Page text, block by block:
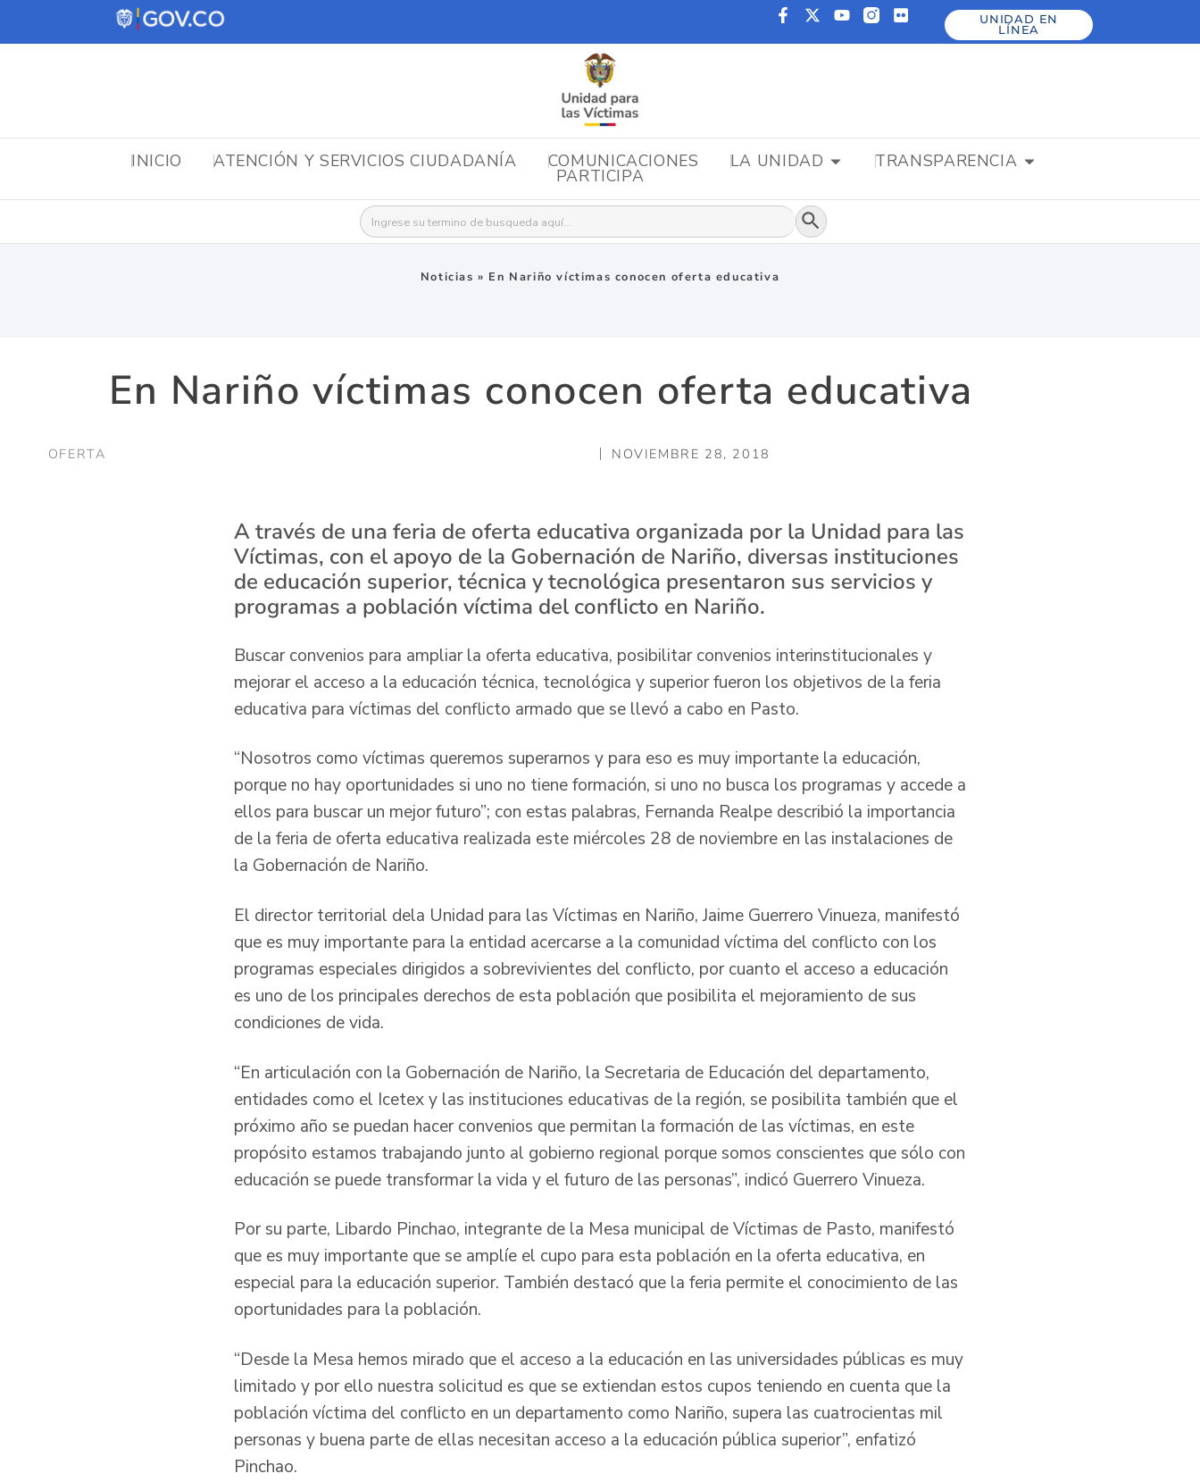
UNIDAD EN
LÍNEA
INICIO ATENCIÓN Y SERVICIOS CIUDADANÍA COMUNICACIONES LA UNIDAD TRANSPARENCIA
PARTICIPA
Buscar: Botón de búsqueda
Noticias » En Nariño víctimas conocen oferta educativa
En Nariño víctimas conocen oferta educativa
OFERTA NOVIEMBRE 28, 2018
A través de una feria de oferta educativa organizada por la Unidad para las
Víctimas, con el apoyo de la Gobernación de Nariño, diversas instituciones
de educación superior, técnica y tecnológica presentaron sus servicios y
programas a población víctima del conflicto en Nariño.
Buscar convenios para ampliar la oferta educativa, posibilitar convenios interinstitucionales y
mejorar el acceso a la educación técnica, tecnológica y superior fueron los objetivos de la feria
educativa para víctimas del conflicto armado que se llevó a cabo en Pasto.
“Nosotros como víctimas queremos superarnos y para eso es muy importante la educación,
porque no hay oportunidades si uno no tiene formación, si uno no busca los programas y accede a
ellos para buscar un mejor futuro”; con estas palabras, Fernanda Realpe describió la importancia
de la feria de oferta educativa realizada este miércoles 28 de noviembre en las instalaciones de
la Gobernación de Nariño.
El director territorial dela Unidad para las Víctimas en Nariño, Jaime Guerrero Vinueza, manifestó
que es muy importante para la entidad acercarse a la comunidad víctima del conflicto con los
programas especiales dirigidos a sobrevivientes del conflicto, por cuanto el acceso a educación
es uno de los principales derechos de esta población que posibilita el mejoramiento de sus
condiciones de vida.
“En articulación con la Gobernación de Nariño, la Secretaria de Educación del departamento,
entidades como el Icetex y las instituciones educativas de la región, se posibilita también que el
próximo año se puedan hacer convenios que permitan la formación de las víctimas, en este
propósito estamos trabajando junto al gobierno regional porque somos conscientes que sólo con
educación se puede transformar la vida y el futuro de las personas”, indicó Guerrero Vinueza.
Por su parte, Libardo Pinchao, integrante de la Mesa municipal de Víctimas de Pasto, manifestó
que es muy importante que se amplíe el cupo para esta población en la oferta educativa, en
especial para la educación superior. También destacó que la feria permite el conocimiento de las
oportunidades para la población.
“Desde la Mesa hemos mirado que el acceso a la educación en las universidades públicas es muy
limitado y por ello nuestra solicitud es que se extiendan estos cupos teniendo en cuenta que la
población víctima del conflicto en un departamento como Nariño, supera las cuatrocientas mil
personas y buena parte de ellas necesitan acceso a la educación pública superior”, enfatizó
Pinchao.